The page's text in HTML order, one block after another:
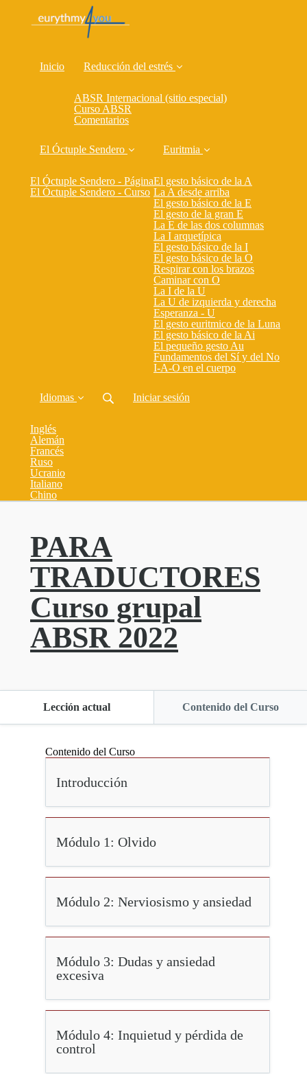
Inicio Reducción del estrés
ABSR Internacional (sitio especial)
Curso ABSR
Comentarios
El Óctuple Sendero
El Óctuple Sendero - Página
El Óctuple Sendero - Curso
Euritmia
El gesto básico de la A
La A desde arriba
El gesto básico de la E
El gesto de la gran E
La E de las dos columnas
La I arquetípica
El gesto básico de la I
El gesto básico de la O
Respirar con los brazos
Caminar con O
La I de la U
La U de izquierda y derecha
Esperanza - U
El gesto euritmico de la Luna
El gesto básico de la Ai
El pequeño gesto Au
Fundamentos del Sí y del No
I-A-O en el cuerpo
Idiomas
Inglés
Alemán
Francés
Ruso
Ucranio
Italiano
Chino
Iniciar sesión
PARA
TRADUCTORES
Curso grupal
ABSR 2022
Lección actual Contenido del Curso
Contenido del Curso
Introducción
Módulo 1: Olvido
Módulo 2: Nerviosismo y ansiedad
Módulo 3: Dudas y ansiedad
excesiva
Módulo 4: Inquietud y pérdida de
control